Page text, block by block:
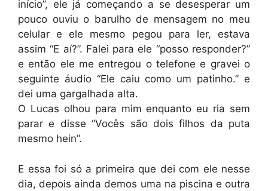
início”, ele já começando a se desesperar um
pouco ouviu o barulho de mensagem no meu
celular e ele mesmo pegou para ler, estava
assim “E aí?”. Falei para ele “posso responder?”
e então ele me entregou o telefone e gravei o
seguinte áudio “Ele caiu como um patinho.” e
dei uma gargalhada alta.
O Lucas olhou para mim enquanto eu ria sem
parar e disse “Vocês são dois filhos da puta
mesmo hein”.
E essa foi só a primeira que dei com ele nesse
dia, depois ainda demos uma na piscina e outra